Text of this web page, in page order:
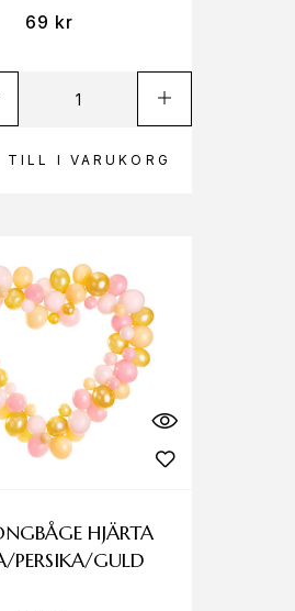
TILL I VARUKORG
69 kr
HJÄRTA
PERSIKA/GULD